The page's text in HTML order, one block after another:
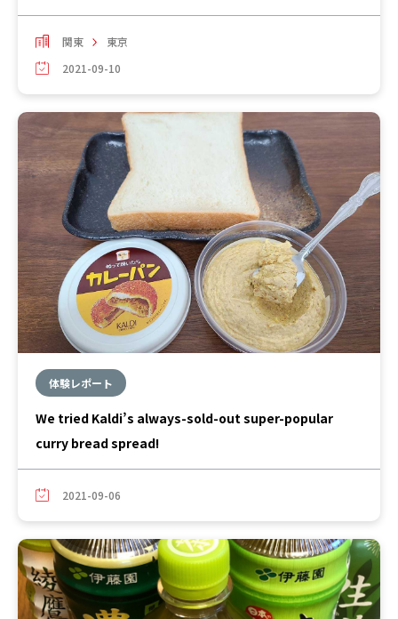
関東
東京
2021-09-10
体験レポート
We tried Kaldi’s always-sold-out super-popular
curry bread spread!
2021-09-06